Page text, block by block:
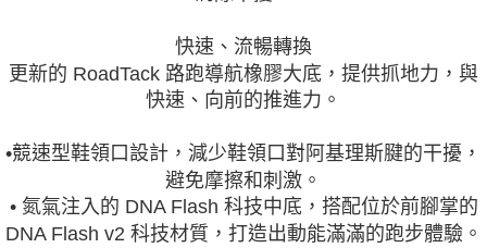
快速、流暢轉換
更新的 RoadTack 路跑導航橡膠大底，提供抓地力，與
快速、向前的推進力。
•競速型鞋領口設計，減少鞋領口對阿基理斯腱的干擾，
避免摩擦和刺激。
• 氮氣注入的 DNA Flash 科技中底，搭配位於前腳掌的
DNA Flash v2 科技材質，打造出動能滿滿的跑步體驗。